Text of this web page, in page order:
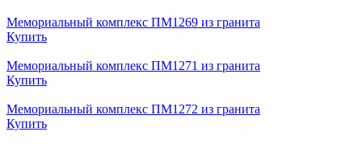
Мемориальный комплекс ПМ1269 из гранита
Купить
Мемориальный комплекс ПМ1271 из гранита
Купить
Мемориальный комплекс ПМ1272 из гранита
Купить